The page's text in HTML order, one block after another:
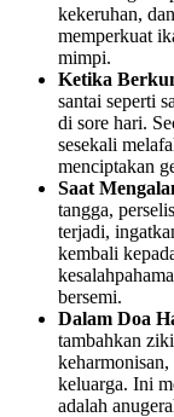
kekeruhan,
memperkuat
mimpi.
Ketika
santai seperti
di sore hari.
sesekali
menciptakan
Saat
tangga,
terjadi,
kembali
bersemi.
Dalam Doa
tambahkan
keharmonisan,
keluarga. Ini
adalah